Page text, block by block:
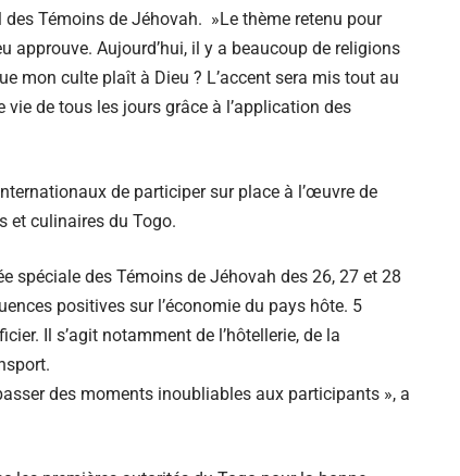
Témoins de Jéhovah. »Le thème retenu pour
approuve. Aujourd’hui, il y a beaucoup de religions
mon culte plaît à Dieu ? L’accent sera mis tout au
de tous les jours grâce à l’application des
de participer sur place à l’œuvre de
et culinaires du Togo.
spéciale des Témoins de Jéhovah des 26, 27 et 28
positives sur l’économie du pays hôte. 5
Il s’agit notamment de l’hôtellerie, de la
des moments inoubliables aux participants », a